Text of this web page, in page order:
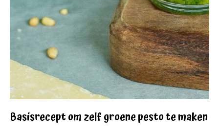
Basisrecept om zelf groene pesto te maken